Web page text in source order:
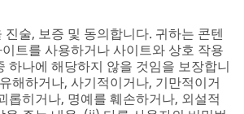
술, 보증 및 동의합니다. 귀하는 콘텐
트를 사용하거나 사이트와 상호 작용
하나에 해당하지 않을 것임을 보장합니
해하거나, 사기적이거나, 기만적이거
롭히거나, 명예를 훼손하거나, 외설적